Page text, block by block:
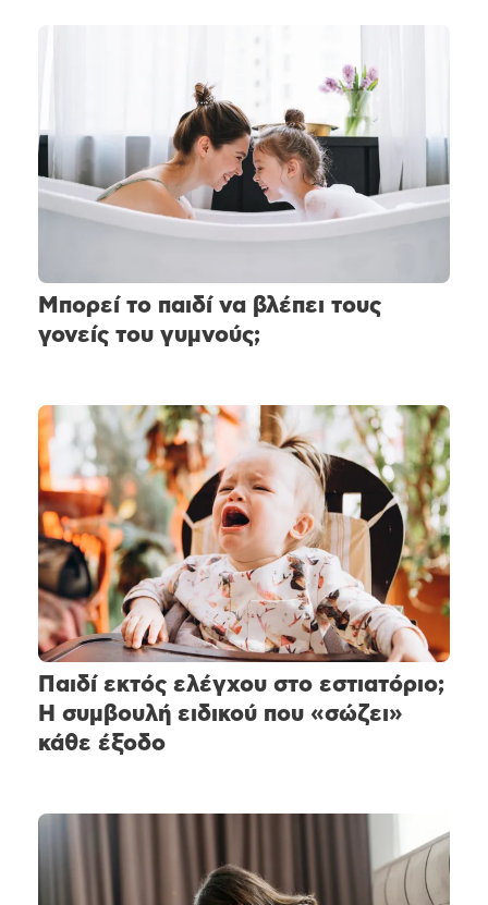
Μπορεί το παιδί να βλέπει τους
γονείς του γυμνούς;
Παιδί εκτός ελέγχου στο εστιατόριο;
Η συμβουλή ειδικού που «σώζει»
κάθε έξοδο